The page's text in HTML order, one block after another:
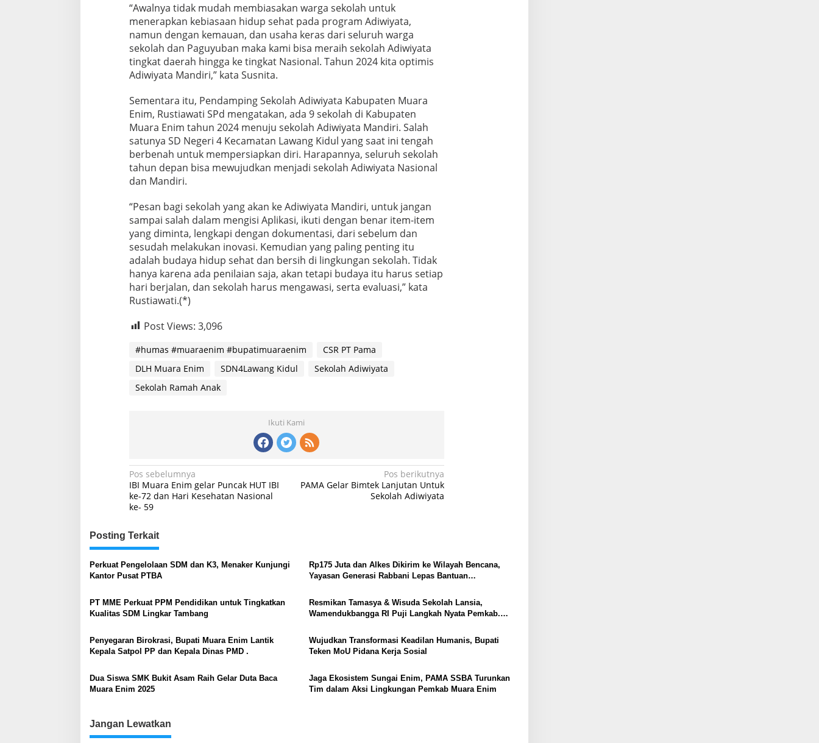
“Awalnya tidak mudah membiasakan warga sekolah untuk
menerapkan kebiasaan hidup sehat pada program Adiwiyata,
namun dengan kemauan, dan usaha keras dari seluruh warga
sekolah dan Paguyuban maka kami bisa meraih sekolah Adiwiyata
tingkat daerah hingga ke tingkat Nasional. Tahun 2024 kita optimis
Adiwiyata Mandiri,” kata Susnita.
Sementara itu, Pendamping Sekolah Adiwiyata Kabupaten Muara
Enim, Rustiawati SPd mengatakan, ada 9 sekolah di Kabupaten
Muara Enim tahun 2024 menuju sekolah Adiwiyata Mandiri. Salah
satunya SD Negeri 4 Kecamatan Lawang Kidul yang saat ini tengah
berbenah untuk mempersiapkan diri. Harapannya, seluruh sekolah
tahun depan bisa mewujudkan menjadi sekolah Adiwiyata Nasional
dan Mandiri.
“Pesan bagi sekolah yang akan ke Adiwiyata Mandiri, untuk jangan
sampai salah dalam mengisi Aplikasi, ikuti dengan benar item-item
yang diminta, lengkapi dengan dokumentasi, dari sebelum dan
sesudah melakukan inovasi. Kemudian yang paling penting itu
adalah budaya hidup sehat dan bersih di lingkungan sekolah. Tidak
hanya karena ada penilaian saja, akan tetapi budaya itu harus setiap
hari berjalan, dan sekolah harus mengawasi, serta evaluasi,” kata
Rustiawati.(*)
Post Views: 3,096
#humas #muaraenim #bupatimuaraenim
CSR PT Pama
DLH Muara Enim
SDN4Lawang Kidul
Sekolah Adiwiyata
Sekolah Ramah Anak
Ikuti Kami
Navigasi
pos
Pos sebelumnya
IBI Muara Enim gelar Puncak HUT IBI
ke-72 dan Hari Kesehatan Nasional
ke- 59
Pos berikutnya
PAMA Gelar Bimtek Lanjutan Untuk
Sekolah Adiwiyata
Posting Terkait
Perkuat Pengelolaan SDM dan K3, Menaker Kunjungi
Kantor Pusat PTBA
Rp175 Juta dan Alkes Dikirim ke Wilayah Bencana,
Yayasan Generasi Rabbani Lepas Bantuan
PT MME Perkuat PPM Pendidikan untuk Tingkatkan
Kualitas SDM Lingkar Tambang
Resmikan Tamasya & Wisuda Sekolah Lansia,
Wamendukbangga RI Puji Langkah Nyata Pemkab.
Penyegaran Birokrasi, Bupati Muara Enim Lantik
Kepala Satpol PP dan Kepala Dinas PMD .
Wujudkan Transformasi Keadilan Humanis, Bupati
Teken MoU Pidana Kerja Sosial
Dua Siswa SMK Bukit Asam Raih Gelar Duta Baca
Muara Enim 2025
Jaga Ekosistem Sungai Enim, PAMA SSBA Turunkan
Tim dalam Aksi Lingkungan Pemkab Muara Enim
Jangan Lewatkan